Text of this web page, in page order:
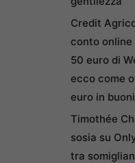
Credit
conto online
50 euro di
ecco come
euro in
Timothée
sosia su
tra